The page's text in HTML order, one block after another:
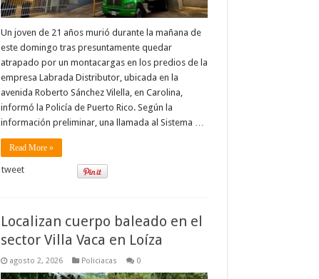
Un joven de 21 años murió durante la mañana de
este domingo tras presuntamente quedar
atrapado por un montacargas en los predios de la
empresa Labrada Distributor, ubicada en la
avenida Roberto Sánchez Vilella, en Carolina,
informó la Policía de Puerto Rico. Según la
información preliminar, una llamada al Sistema …
Read More »
tweet
Localizan cuerpo baleado en el
sector Villa Vaca en Loíza
agosto 2, 2026 Policiacas 0